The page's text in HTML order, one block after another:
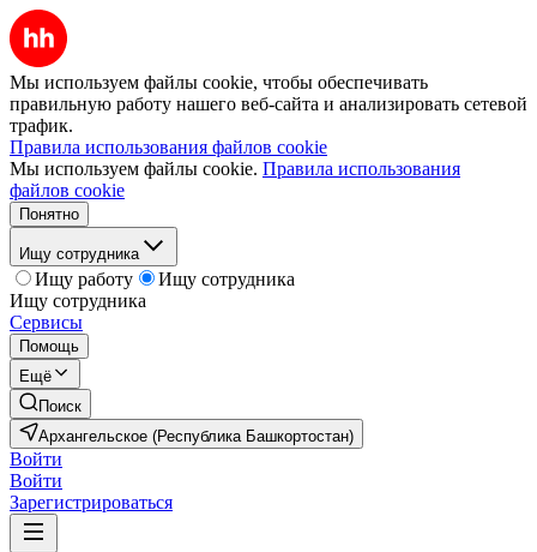
Мы используем файлы cookie, чтобы обеспечивать
правильную работу нашего веб-сайта и анализировать сетевой
трафик.
Правила использования файлов cookie
Мы используем файлы cookie. Правила использования
файлов cookie
Понятно
Ищу сотрудника
Ищу работу
Ищу сотрудника
Ищу сотрудника
Сервисы
Помощь
Ещё
Поиск
Архангельское (Республика Башкортостан)
Войти
Войти
Зарегистрироваться